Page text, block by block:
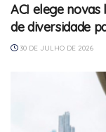
ACI elege novas
de diversidade
30 DE JULHO DE 2026